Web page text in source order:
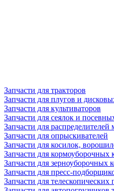
Запчасти для тракторов
Запчасти для плугов и
Запчасти для культиваторов
Запчасти для сеялок и
Запчасти для
Запчасти для опрыскивателей
Запчасти для косилок,
Запчасти для кормоуборочных
Запчасти для зерноуборочных
Запчасти для пресс-
Запчасти для телескопических